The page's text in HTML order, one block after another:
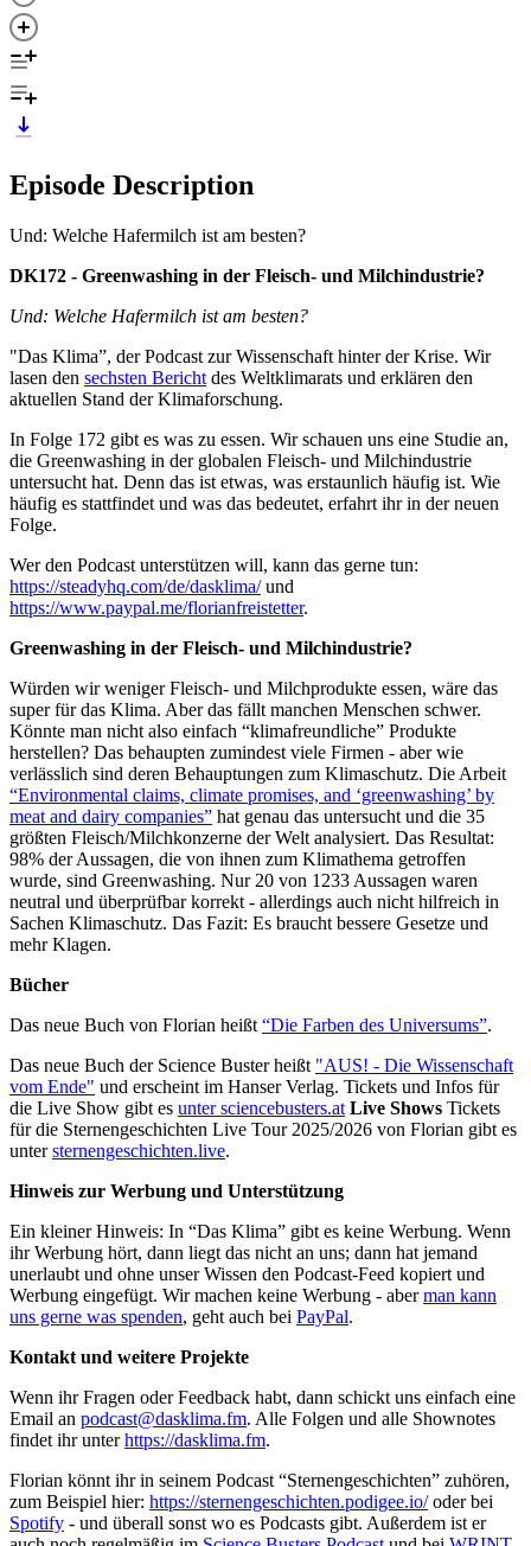
Episode Description
Und: Welche Hafermilch ist am besten?
DK172 - Greenwashing in der Fleisch- und Milchindustrie?
Und: Welche Hafermilch ist am besten?
"Das Klima”, der Podcast zur Wissenschaft hinter der Krise. Wir
lasen den sechsten Bericht des Weltklimarats und erklären den
aktuellen Stand der Klimaforschung.
In Folge 172 gibt es was zu essen. Wir schauen uns eine Studie an,
die Greenwashing in der globalen Fleisch- und Milchindustrie
untersucht hat. Denn das ist etwas, was erstaunlich häufig ist. Wie
häufig es stattfindet und was das bedeutet, erfahrt ihr in der neuen
Folge.
Wer den Podcast unterstützen will, kann das gerne tun:
https://steadyhq.com/de/dasklima/und
https://www.paypal.me/florianfreistetter.
Greenwashing in der Fleisch- und Milchindustrie?
Würden wir weniger Fleisch- und Milchprodukte essen, wäre das
super für das Klima. Aber das fällt manchen Menschen schwer.
Könnte man nicht also einfach “klimafreundliche” Produkte
herstellen? Das behaupten zumindest viele Firmen - aber wie
verlässlich sind deren Behauptungen zum Klimaschutz. Die Arbeit
“Environmental claims, climate promises, and ‘greenwashing’ by
meat and dairy companies” hat genau das untersucht und die 35
größten Fleisch/Milchkonzerne der Welt analysiert. Das Resultat:
98% der Aussagen, die von ihnen zum Klimathema getroffen
wurde, sind Greenwashing. Nur 20 von 1233 Aussagen waren
neutral und überprüfbar korrekt - allerdings auch nicht hilfreich in
Sachen Klimaschutz. Das Fazit: Es braucht bessere Gesetze und
mehr Klagen.
Bücher
Das neue Buch von Florian heißt “Die Farben des Universums”.
Das neue Buch der Science Buster heißt "AUS! - Die Wissenschaft
vom Ende" und erscheint im Hanser Verlag. Tickets und Infos für
die Live Show gibt es unter sciencebusters.at Live Shows Tickets
für die Sternengeschichten Live Tour 2025/2026 von Florian gibt es
untersternengeschichten.live.
Hinweis zur Werbung und Unterstützung
Ein kleiner Hinweis: In “Das Klima” gibt es keine Werbung. Wenn
ihr Werbung hört, dann liegt das nicht an uns; dann hat jemand
unerlaubt und ohne unser Wissen den Podcast-Feed kopiert und
Werbung eingefügt. Wir machen keine Werbung - aberman kann
uns gerne was spenden, geht auch bei PayPal.
Kontakt und weitere Projekte
Wenn ihr Fragen oder Feedback habt, dann schickt uns einfach eine
Email an podcast@dasklima.fm. Alle Folgen und alle Shownotes
findet ihr unterhttps://dasklima.fm.
Florian könnt ihr in seinem Podcast “Sternengeschichten” zuhören,
zum Beispiel hier: https://sternengeschichten.podigee.io/oder bei
Spotify - und überall sonst wo es Podcasts gibt. Außerdem ist er